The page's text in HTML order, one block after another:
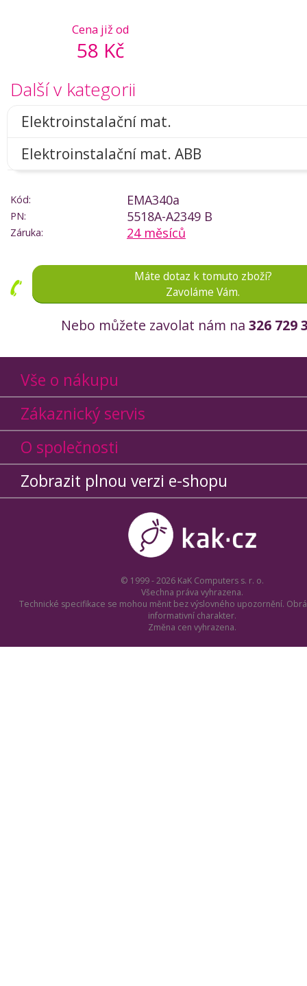
Cena již od
58 Kč
Další v kategorii
Elektroinstalační mat.
Elektroinstalační mat. ABB
Kód: EMA340a
PN: 5518A-A2349 B
Záruka: 24 měsíců
Máte dotaz k tomuto zboží?
Zavoláme Vám.
Nebo můžete zavolat nám na 326 729
Vše o nákupu
Zákaznický servis
O společnosti
Zobrazit plnou verzi e-shopu
© 1999 - 2026 KaK Computers s. r. o.
Všechna práva vyhrazena.
Technické specifikace se mohou měnit bez výslovného upozornění.
informativní charakter.
Změna cen vyhrazena.